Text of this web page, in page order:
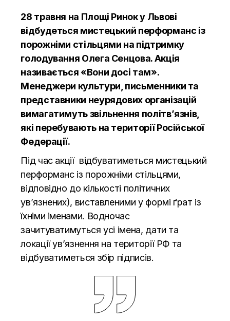
28 травня на Площі Ринок у Львові
відбудеться мистецький перформанс із
порожніми стільцями на підтримку
голодування Олега Сенцова. Акція
називається «Вони досі там».
Менеджери культури, письменники та
представники неурядових організацій
вимагатимуть звільнення політв’язнів,
які перебувають на території Російської
Федерації.
Під час акції відбуватиметься мистецький
перформанс із порожніми стільцями,
відповідно до кількості політичних
ув’язнених), виставленими у формі ґрат із
їхніми іменами. Водночас
зачитуватимуться усі імена, дати та
локації ув’язнення на території РФ та
відбуватиметься збір підписів.